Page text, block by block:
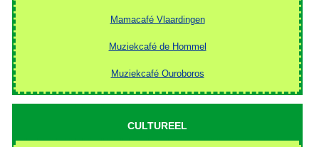
Mamacafé Vlaardingen
Muziekcafé de Hommel
Muziekcafé Ouroboros
CULTUREEL